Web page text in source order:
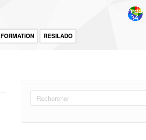
FORMATION RESILADO
FORMULAIRE
RECHERCHE